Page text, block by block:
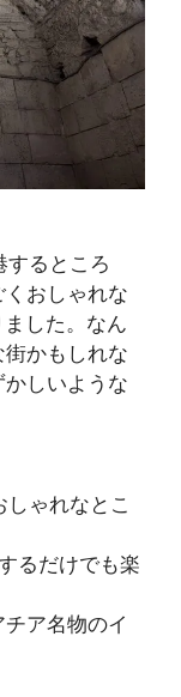
するところ
おしゃれな
した。なん
かもしれな
しいような
ゃれなとこ
るだけでも楽
ア名物のイ